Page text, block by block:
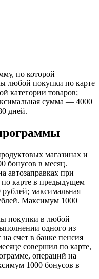
по которой
любой покупки по карте
категории товаров;
сумма — 4000
дней.
магазинах и
бонусов в месяц.
автозаправках при
карте в предыдущем
максимальная
Максимум 1000
покупки в любой
одного из
счет в банке пенсия
совершил по карте,
операций на
1000 бонусов в